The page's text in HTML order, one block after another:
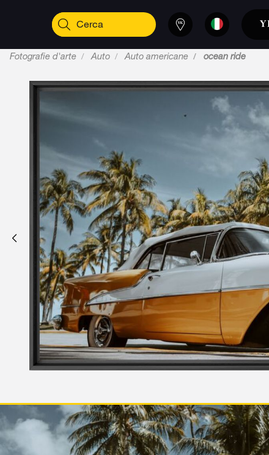
Fotografie d'arte Auto Auto americane ocean ride